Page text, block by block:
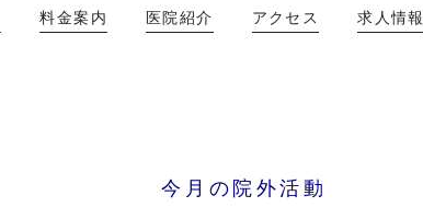
料金案内 医院紹介 アクセス 求人情報
今月の院外活動